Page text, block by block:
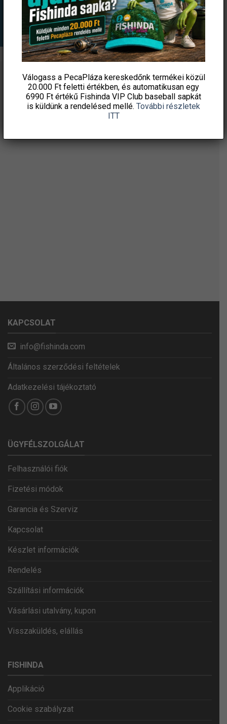
ÉRTESÜLJ ELSŐKÉNT! IRATKOZZ FEL A
HÍRLEVELÜNKRE!
KAPCSOLAT
info@fishinda.com
Általános szerződési feltételek
Adatkezelési tájékoztató
ÜGYFÉLSZOLGÁLAT
Felhasználói fiók
Fizetési módok
Garancia és Szerviz
Kapcsolat
Készlet információk
Rendelés
Szállítási információk
Vásárlási utalvány, kupon
Visszaküldés, elállás
FISHINDA
Applikáció
Cookie szabályzat
Válogass a PecaPláza kereskedőnk termékei közül
20.000 Ft feletti értékben, és automatikusan egy
6990 Ft értékű Fishinda VIP Club baseball sapkát
is küldünk a rendelésed mellé. További részletek
ITT